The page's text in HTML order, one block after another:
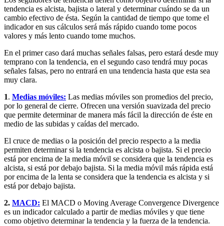
tendencia es alcista, bajista o lateral y determinar cuándo se da un
cambio efectivo de ésta. Según la cantidad de tiempo que tome el
indicador en sus cálculos será más rápido cuando tome pocos
valores y más lento cuando tome muchos.
En el primer caso dará muchas señales falsas, pero estará desde muy
temprano con la tendencia, en el segundo caso tendrá muy pocas
señales falsas, pero no entrará en una tendencia hasta que esta sea
muy clara.
1. Medias móviles: Las medias móviles son promedios del precio,
por lo general de cierre. Ofrecen una versión suavizada del precio
que permite determinar de manera más fácil la dirección de éste en
medio de las subidas y caídas del mercado.
El cruce de medias o la posición del precio respecto a la media
permiten determinar si la tendencia es alcista o bajista. Si el precio
está por encima de la media móvil se considera que la tendencia es
alcista, si está por debajo bajista. Si la media móvil más rápida está
por encima de la lenta se considera que la tendencia es alcista y si
está por debajo bajista.
2. MACD: El MACD o Moving Average Convergence Divergence
es un indicador calculado a partir de medias móviles y que tiene
como objetivo determinar la tendencia y la fuerza de la tendencia.